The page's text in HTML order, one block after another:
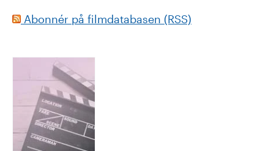
Abonnér på filmdatabasen (RSS)